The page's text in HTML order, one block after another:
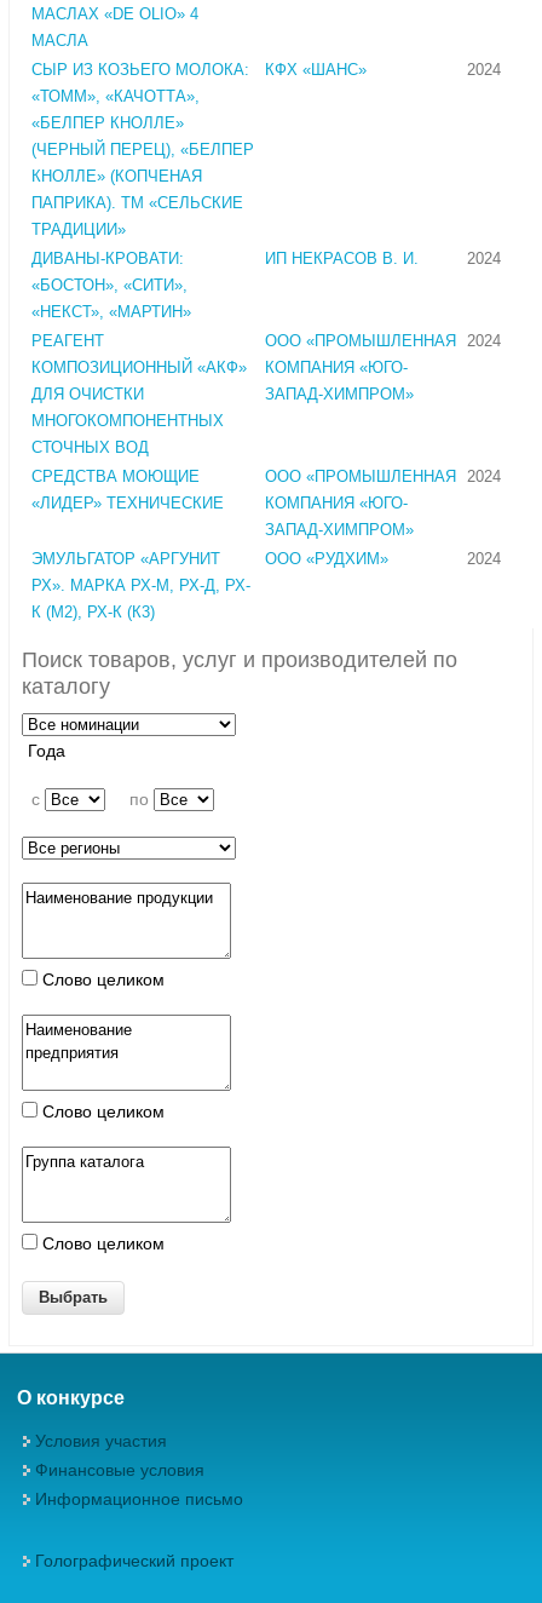
МАСЛАХ «DE OLIO» 4
МАСЛА
СЫР ИЗ КОЗЬЕГО МОЛОКА:
«ТОММ», «КАЧОТТА»,
«БЕЛПЕР КНОЛЛЕ»
(ЧЕРНЫЙ ПЕРЕЦ), «БЕЛПЕР
КНОЛЛЕ» (КОПЧЕНАЯ
ПАПРИКА). ТМ «СЕЛЬСКИЕ
ТРАДИЦИИ»
КФХ «ШАНС» 2024
ДИВАНЫ-КРОВАТИ:
«БОСТОН», «СИТИ»,
«НЕКСТ», «МАРТИН»
ИП НЕКРАСОВ В. И. 2024
РЕАГЕНТ
КОМПОЗИЦИОННЫЙ «АКФ»
ДЛЯ ОЧИСТКИ
МНОГОКОМПОНЕНТНЫХ
СТОЧНЫХ ВОД
ООО «ПРОМЫШЛЕННАЯ
КОМПАНИЯ «ЮГО-
ЗАПАД-ХИМПРОМ»
2024
СРЕДСТВА МОЮЩИЕ
«ЛИДЕР» ТЕХНИЧЕСКИЕ
ООО «ПРОМЫШЛЕННАЯ
КОМПАНИЯ «ЮГО-
ЗАПАД-ХИМПРОМ»
2024
ЭМУЛЬГАТОР «АРГУНИТ
РХ». МАРКА РХ-М, РХ-Д, РХ-
К (М2), РХ-К (К3)
ООО «РУДХИМ» 2024
Поиск товаров, услуг и производителей по
каталогу
Года
c по
Слово целиком
Слово целиком
Слово целиком
О конкурсе
Условия участия
Финансовые условия
Информационное письмо
Голографический проект